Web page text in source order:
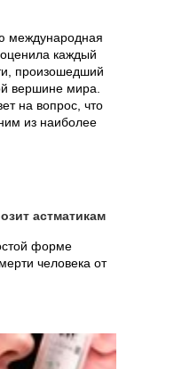
международная
каждый
произошедший
вершине мира.
на вопрос, что
из наиболее
астматикам
форме
человека от